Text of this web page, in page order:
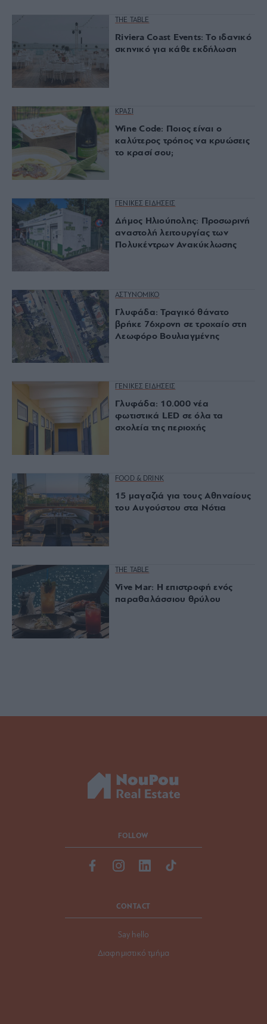
THE TABLE
Riviera Coast Events: Το ιδανικό
σκηνικό για κάθε εκδήλωση
ΚΡΑΣΙ
Wine Code: Ποιος είναι ο
καλύτερος τρόπος να κρυώσεις
το κρασί σου;
ΓΕΝΙΚΕΣ ΕΙΔΗΣΕΙΣ
Δήμος Ηλιούπολης: Προσωρινή
αναστολή λειτουργίας των
Πολυκέντρων Ανακύκλωσης
ΑΣΤΥΝΟΜΙΚΟ
Γλυφάδα: Τραγικό θάνατο
βρήκε 76χρονη σε τροχαίο στη
Λεωφόρο Βουλιαγμένης
ΓΕΝΙΚΕΣ ΕΙΔΗΣΕΙΣ
Γλυφάδα: 10.000 νέα
φωτιστικά LED σε όλα τα
σχολεία της περιοχής
FOOD & DRINK
15 μαγαζιά για τους Αθηναίους
του Αυγούστου στα Νότια
THE TABLE
Vive Mar: Η επιστροφή ενός
παραθαλάσσιου θρύλου
FOLLOW
CONTACT
Say hello
Διαφημιστικό τμήμα